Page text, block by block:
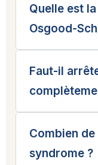
Quelle est
Osgood-
Faut-il
Combien
syndrome ?